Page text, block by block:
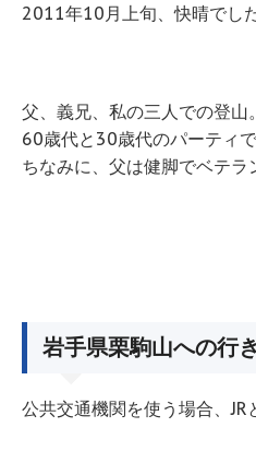
2011年10月上旬、快晴でした
父、義兄、私の三人での登山。
60歳代と30歳代のパーティで
ちなみに、父は健脚でベテラ
岩手県栗駒山への行
公共交通機関を使う場合、JR